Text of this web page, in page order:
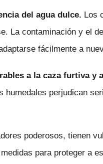
del agua dulce. Los
La contaminación y el
fácilmente a
a la caza furtiva y
perjudican
poderosos, tienen
para proteger a